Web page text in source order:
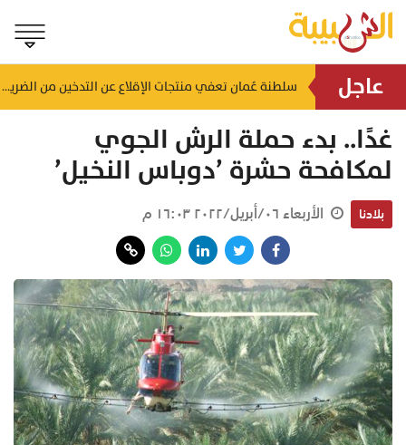
عاجل منذ ساعة سلطنة عُمان تعفي منتجات الإقلاع عن التدخين من الضريبة
غدًا.. بدء حملة الرش الجوي
لمكافحة حشرة ’دوباس النخيل’
بلادنا الأربعاء ٠٦/أبريل/٢٠٢٢ ١٦:٠٣ م